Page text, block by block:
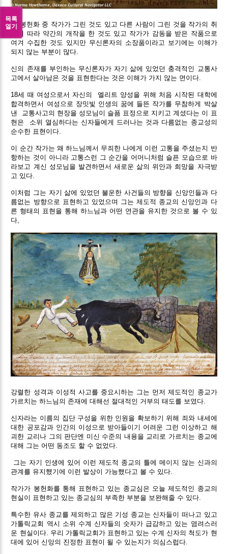
이 봉헌화 중 작가가 그린 것도 있고 다른 사람이 그린 것을 작가의 취
향에 따라 약간의 개작을 한 것도 있고 작가가 감동을 받은 작품으로
여겨 수집한 것도 있지만 무신론자의 소장품이라고 보기에는 이해가
되지 않는 부분이 많다.
신의 존재를 부인하는 무신론자가 자기 삶에 있었던 충격적인 교통사
고에서 살아남은 것을 표현한다는 것은 이해가 가지 않는 면이다.
18세 때 여성으로서 자신의 엘리트 양성을 위해 처음 시작된 대학에
합격하면서 여성으로 장밋빛 인생의 꿈에 들뜬 작가를 무참하게 박살
낸
교통사고의 현장을 성모님이 슬픔 표정으로 지키고 계셨다는 이 표
현은
소위 열심하다는 신자들에게 드러나는 것과 다름없는 종교성의
순수한 표현이다.
이 순간 작가는 왜 하느님께서 무죄한 나에게 이런 고통을 주셨는지 반
항하는 것이 아니라 고통스런 그 순간을 어머니처럼 슬픈 모습으로 바
라보고 계신 성모님을 발견하면서 새로운 삶의 위안과 희망을 자극받
고 있다.
이처럼 그는 자기 삶에 있었던 불운한 사건들의 방향을 신앙인들과 다
름없는 방향으로 표현하고 있었으며 그는 제도적 종교의 신앙인과 다
른 형태의 표현을 통해 하느님과 어떤 연관을 유지한 것으로 볼 수 있
다,
강렬한 성격과 이성적 사고를 중요시하는 그는 먼저 제도적인 종교가
가르치는 하느님의 존재에 대해선 절대적인 거부의 태도를 보였다.
신자라는 이름의 집단 구성을 위한 인원을 확보하기 위해 죄와 내세에
대한 공포감과 인간의 이성으로 받아들이기 어려운 그런 이상하고 해
괴한 교리나 그의 판단엔 미신 수준의 내용을 교리로 가르치는 종교에
대해 그는 어떤 동조도 할 수 없었다.
그는 자기 인생에 있어 이런 제도적 종교의 틀에 메이지 않는 신과의
관계를 유지했기에 이런 발상이 가능했다고 볼 수 있다.
작가가 봉헌화를 통해 표현하고 있는 종교심은 오늘 제도적인 종교의
현실이 표현하고 있는 종교심의 부족한 부분을 보완해줄 수 있다.
특수한 유사 종교를 제외하고 많은 기성 종교는 신자들이 떠나고 있고
가톨릭교회 역시 소위 수계 신자들의 숫자가 급감하고 있는 염려스러
운 현실이다. 우리 가톨릭교회가 표현하고 있는 수계 신자의 척도가 현
대에 있어 신앙의 진정한 표현이 될 수 있는지가 의심스럽다.
목록
열기